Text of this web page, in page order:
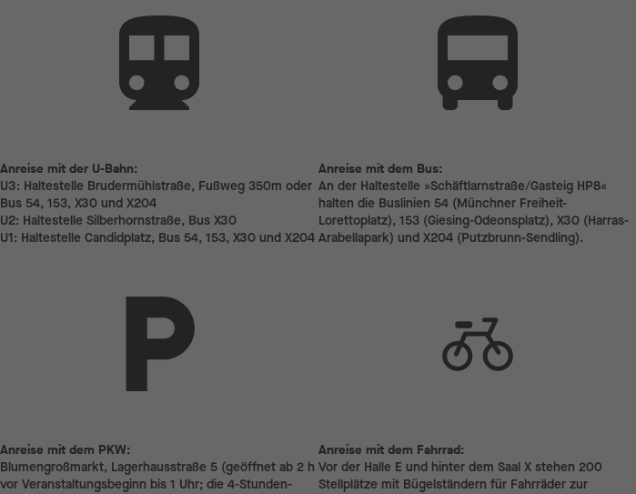
Anreise mit der U-Bahn:
Anreise mit der U-Bahn:
U3: Haltestelle Brudermühlstraße, Fußweg 350m oder
Bus 54, 153, X30 und X204
U2: Haltestelle Silberhornstraße, Bus X30
U1: Haltestelle Candidplatz, Bus 54, 153, X30 und X204
Anreise mit dem Bus:
Anreise mit dem Bus:
An der Haltestelle »Schäftlarnstraße/Gasteig HP8«
halten die Buslinien 54 (Münchner Freiheit-
Lorettoplatz), 153 (Giesing-Odeonsplatz), X30 (Harras-
Arabellapark) und X204 (Putzbrunn-Sendling).
Anreise mit dem PKW:
Anreise mit dem PKW:
Blumengroßmarkt, Lagerhausstraße 5 (geöffnet ab 2 h
vor Veranstaltungs­beginn bis 1 Uhr; die 4-Stunden-
Anreise mit dem Fahrrad:
Anreise mit dem Fahrrad:
Vor der Halle E und hinter dem Saal X stehen 200
Stellplätze mit Bügelständern für Fahrräder zur